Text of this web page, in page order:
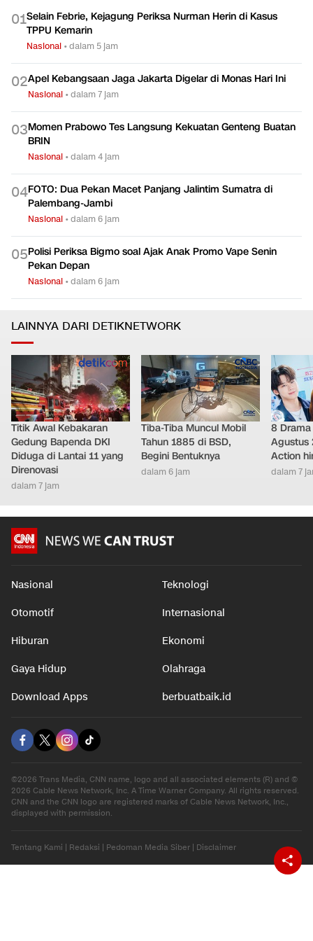
01Selain Febrie, Kejagung Periksa Nurman Herin di Kasus
TPPU Kemarin
Nasional •dalam 5 jam
02Apel Kebangsaan Jaga Jakarta Digelar di Monas Hari Ini
Nasional •dalam 7 jam
03Momen Prabowo Tes Langsung Kekuatan Genteng Buatan
BRIN
Nasional •dalam 4 jam
04FOTO: Dua Pekan Macet Panjang Jalintim Sumatra di
Palembang-Jambi
Nasional •dalam 6 jam
05Polisi Periksa Bigmo soal Ajak Anak Promo Vape Senin
Pekan Depan
Nasional •dalam 6 jam
LAINNYA DARI DETIKNETWORK
Titik Awal Kebakaran
Gedung Bapenda DKI
Diduga di Lantai 11 yang
Direnovasi
dalam 7 jam
Tiba-Tiba Muncul Mobil
Tahun 1885 di BSD,
Begini Bentuknya
dalam 6 jam
8 Drama
Agustus
Action
dalam 7
Nasional Teknologi
Otomotif Internasional
Hiburan Ekonomi
Gaya Hidup Olahraga
Download Apps berbuatbaik.id
©2026 Trans Media, CNN name, logo and all associated elements (R) and ©
2026 Cable News Network, Inc. A Time Warner Company. All rights reserved.
CNN and the CNN logo are registered marks of Cable News Network, Inc.,
displayed with permission.
Tentang Kami Redaksi Pedoman Media Siber Disclaimer